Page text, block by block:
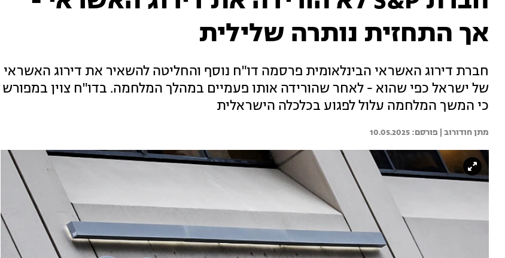
אך התחזית נותרה שלילית
חברת דירוג האשראי הבינלאומית פרסמה דו"ח נוסף והחליטה להשאיר את דירוג האשראי
של ישראל כפי שהוא - לאחר שהורידה אותו פעמיים במהלך המלחמה. בדו"ח צוין במפורש
כי המשך המלחמה עלול לפגוע בכלכלה הישראלית
מתן חודורוב | 10.05.2025